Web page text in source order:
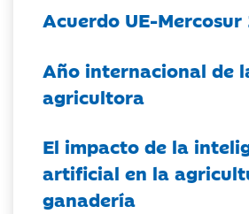
Acuerdo UE-
Año internacional de
agricultora
El impacto de la
artificial en la
ganadería